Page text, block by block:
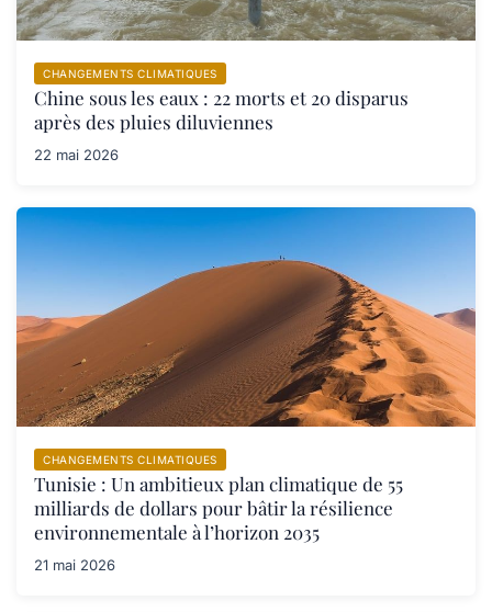
CHANGEMENTS CLIMATIQUES
Chine sous les eaux : 22 morts et 20 disparus
après des pluies diluviennes
22 mai 2026
CHANGEMENTS CLIMATIQUES
Tunisie : Un ambitieux plan climatique de 55
milliards de dollars pour bâtir la résilience
environnementale à l’horizon 2035
21 mai 2026